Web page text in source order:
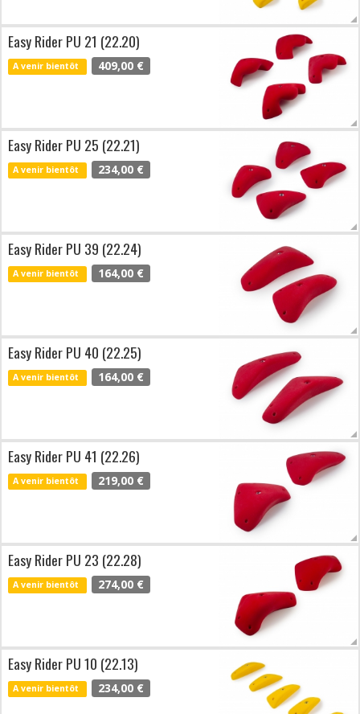
Easy Rider PU 21 (22.20)
A venir bientôt 409,00 €
Easy Rider PU 25 (22.21)
A venir bientôt 234,00 €
Easy Rider PU 39 (22.24)
A venir bientôt 164,00 €
Easy Rider PU 40 (22.25)
A venir bientôt 164,00 €
Easy Rider PU 41 (22.26)
A venir bientôt 219,00 €
Easy Rider PU 23 (22.28)
A venir bientôt 274,00 €
Easy Rider PU 10 (22.13)
A venir bientôt 234,00 €